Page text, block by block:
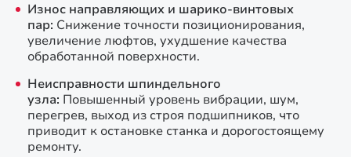
Износ направляющих и шарико-винтовых
пар: Снижение точности позиционирования,
увеличение люфтов, ухудшение качества
обработанной поверхности.
Неисправности шпиндельного
узла: Повышенный уровень вибрации, шум,
перегрев, выход из строя подшипников, что
приводит к остановке станка и дорогостоящему
ремонту.